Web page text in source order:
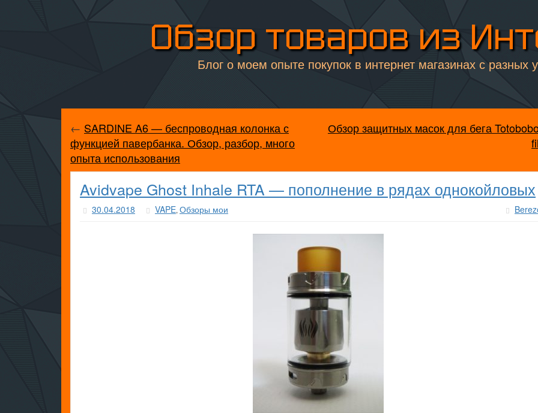
Обзор товаров из
Блог о моем опыте покупок в интернет магазинах с разных
← SARDINE A6 — беспроводная колонка с
функцией павербанка. Обзор, разбор, много
опыта использования
Обзор защитных масок для бега
Avidvape Ghost Inhale RTA — пополнение в рядах однокойловых
30.04.2018 VAPE, Обзоры мои